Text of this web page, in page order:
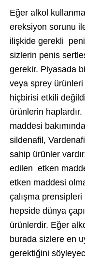
Eğer alkol
ereksiyon sorunu
ilişkide gerekli
sizlerin penis
gerekir. Piyasada
veya sprey ürünleri
hiçbirisi etkili
ürünlerin
maddesi
sildenafil,
sahip ürünler
edilen etken
etken maddesi
çalışma prensipleri
hepside dünya
ürünlerdir. Eğer
burada sizlere en
gerektiğini